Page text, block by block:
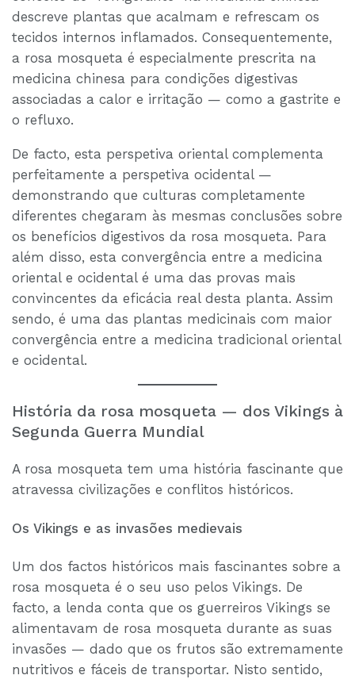
descreve plantas que acalmam e refrescam os
tecidos internos inflamados. Consequentemente,
a rosa mosqueta é especialmente prescrita na
medicina chinesa para condições digestivas
associadas a calor e irritação — como a gastrite e
o refluxo.
De facto, esta perspetiva oriental complementa
perfeitamente a perspetiva ocidental —
demonstrando que culturas completamente
diferentes chegaram às mesmas conclusões sobre
os benefícios digestivos da rosa mosqueta. Para
além disso, esta convergência entre a medicina
oriental e ocidental é uma das provas mais
convincentes da eficácia real desta planta. Assim
sendo, é uma das plantas medicinais com maior
convergência entre a medicina tradicional oriental
e ocidental.
História da rosa mosqueta — dos Vikings à
Segunda Guerra Mundial
A rosa mosqueta tem uma história fascinante que
atravessa civilizações e conflitos históricos.
Os Vikings e as invasões medievais
Um dos factos históricos mais fascinantes sobre a
rosa mosqueta é o seu uso pelos Vikings. De
facto, a lenda conta que os guerreiros Vikings se
alimentavam de rosa mosqueta durante as suas
invasões — dado que os frutos são extremamente
nutritivos e fáceis de transportar. Nisto sentido,